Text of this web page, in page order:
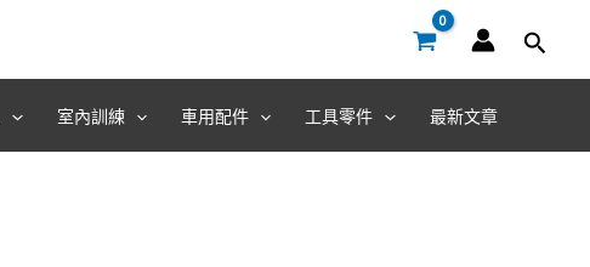
室內訓練 車用配件 工具零件 最新文章